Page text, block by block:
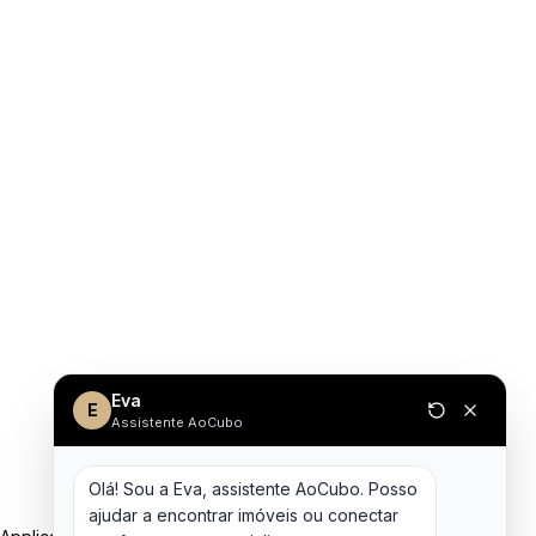
E Eva
Assistente AoCubo
Olá! Sou a Eva, assistente AoCubo. Posso
ajudar a encontrar imóveis ou conectar